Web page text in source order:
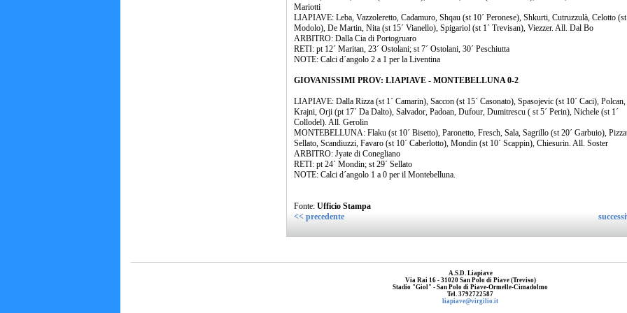
Mariotti
LIAPIAVE: Leba, Vazzoleretto, Cadamuro, Shqau (st 10´ Peronese), Shkurti, Cutruzzulà, Celotto (st
Modolo), De Martin, Nita (st 15´ Vianello), Spigariol (st 1´ Trevisan), Viezzer. All. Dal Bo
ARBITRO: Dalla Cia di Portogruaro
RETI: pt 12´ Maritan, 23´ Ostolani; st 7´ Ostolani, 30´ Peschiutta
NOTE: Calci d´angolo 2 a 1 per la Liventina
GIOVANISSIMI PROV: LIAPIAVE - MONTEBELLUNA 0-2
LIAPIAVE: Dalla Rizza (st 1´ Camarin), Saccon (st 15´ Casonato), Spasojevic (st 10´ Caci), Polcan,
Krajni, Orji (pt 17´ Da Dalto), Salvador, Padoan, Dufour, Dumitrescu ( st 5´ Perin), Nichele (st 1´
Collodel). All. Gerolin
MONTEBELLUNA: Flaku (st 10´ Bisetto), Paronetto, Fresch, Sala, Sagrillo (st 20´ Garbuio),
Sellato, Scandiuzzi, Favaro (st 10´ Caberlotto), Mondin (st 10´ Scappin), Chiesurin. All. Soster
ARBITRO: Jyate di Conegliano
RETI: pt 24´ Mondin; st 29´ Sellato
NOTE: Calci d´angolo 1 a 0 per il Montebelluna.
Fonte: Ufficio Stampa
<< precedente
A.S.D. Liapiave
Via Rai 16 - 31020 San Polo di Piave (Treviso)
Stadio "Giol" - San Polo di Piave-Ormelle-Cimadolmo
Tel. 3792722587
liapiave@virgilio.it